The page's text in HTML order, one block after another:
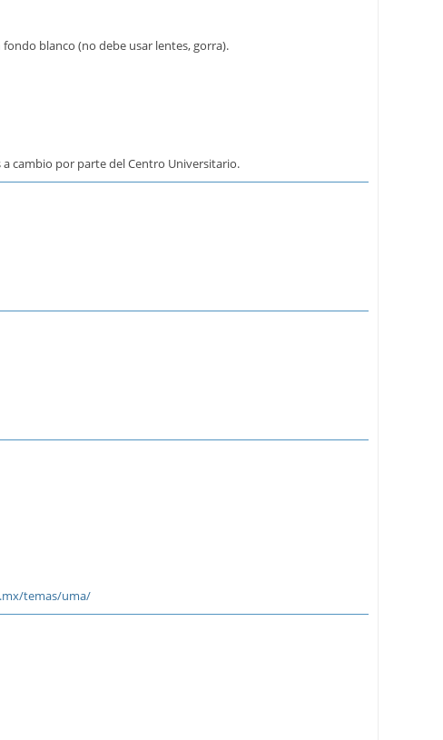
blanco (no debe usar lentes, gorra).
cambio por parte del Centro Universitario.
temas/uma/